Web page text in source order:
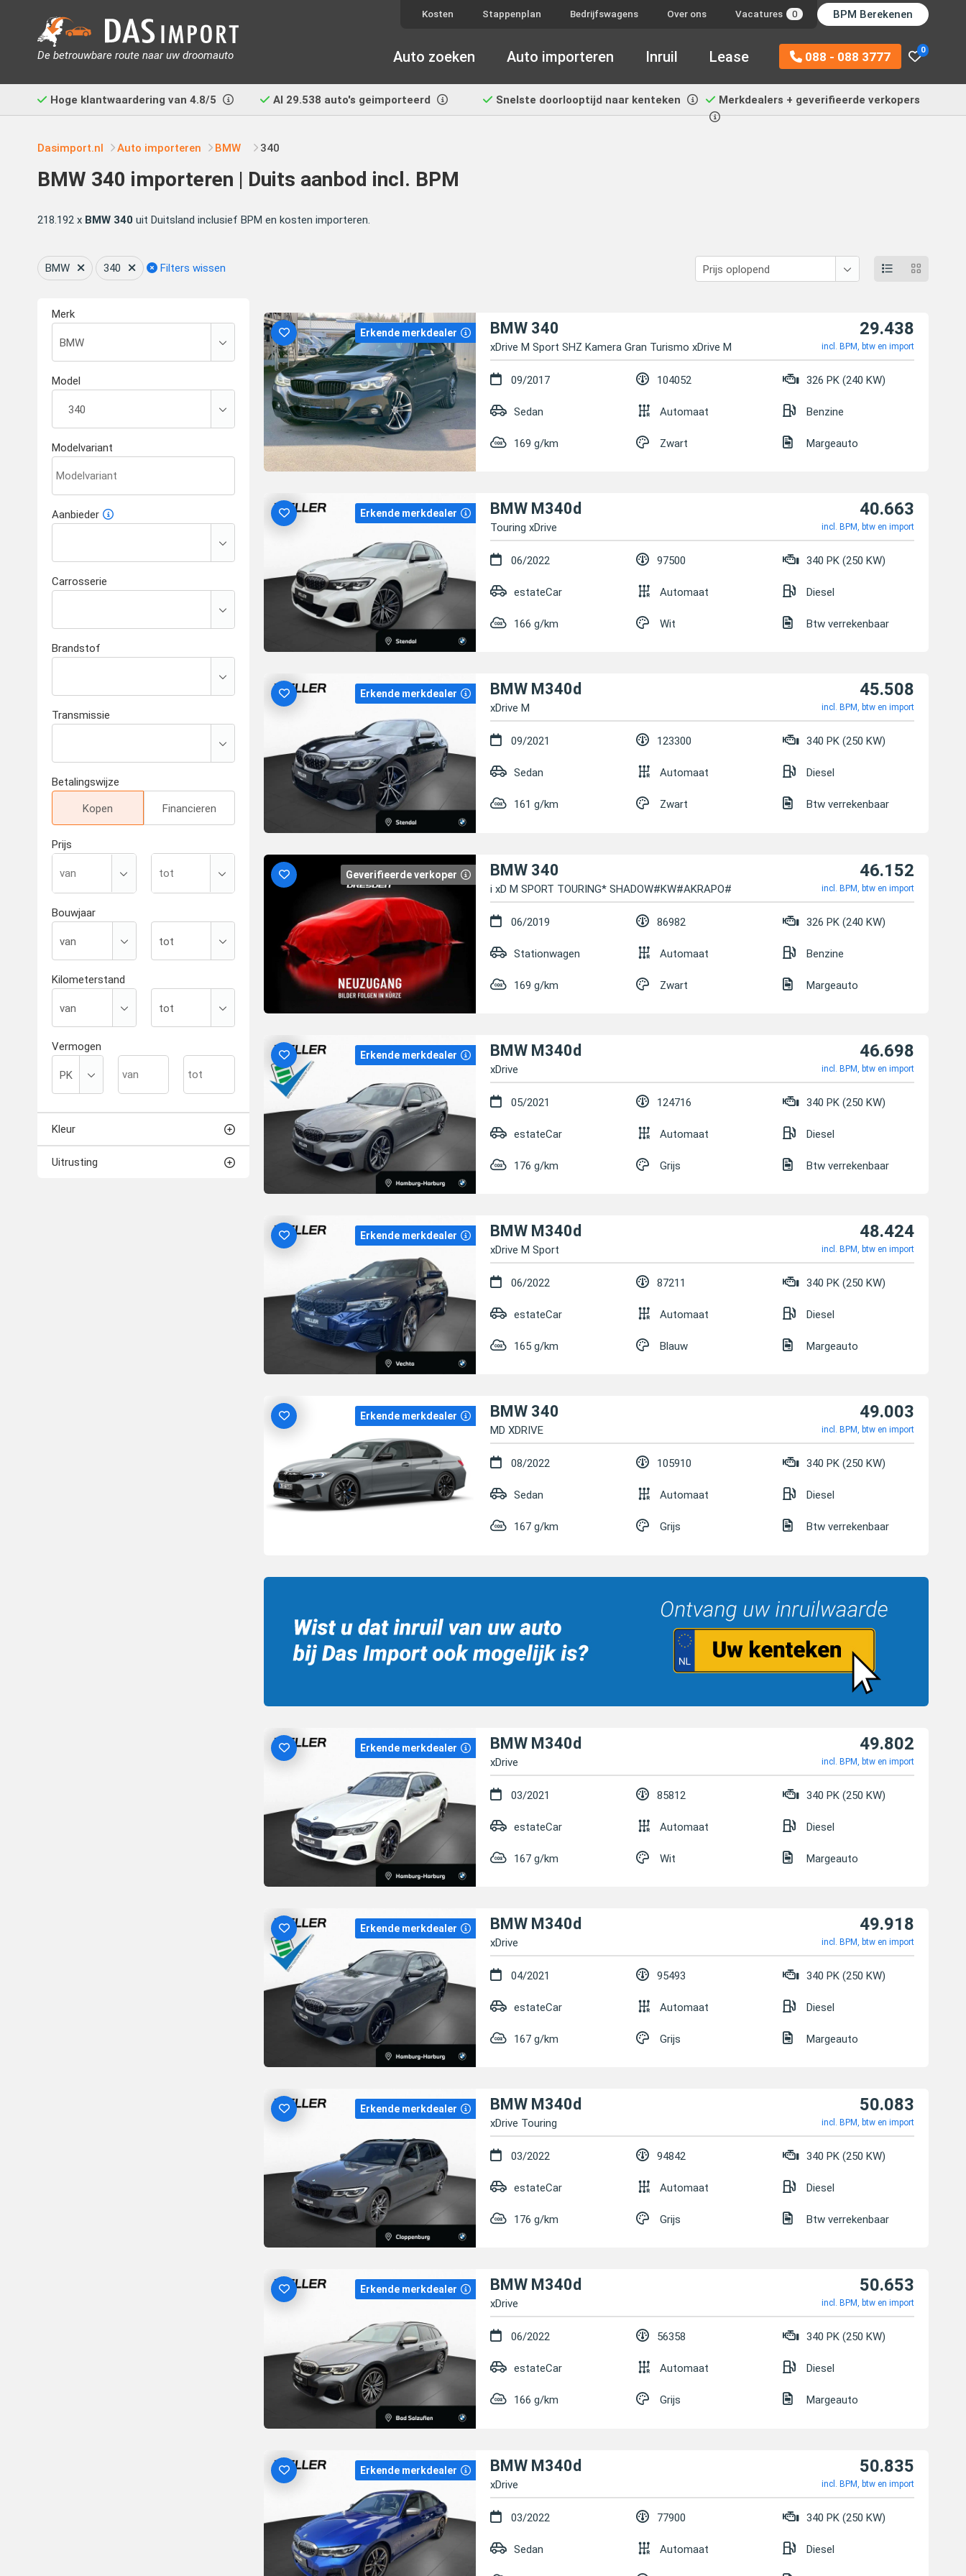
De betrouwbare route naar uw droomauto
Kosten Stappenplan Bedrijfswagens Over ons Vacatures 0 BPM Berekenen
0
088 - 088 3777
Auto zoeken Auto importeren Inruil Lease
Hoge klantwaardering van 4.8/5 Al 29.538 auto's geimporteerd Snelste doorlooptijd naar kenteken Merkdealers + geverifieerde verkopers
Dasimport.nl Auto importeren BMW 340
BMW 340 importeren | Duits aanbod incl. BPM
218.192 x BMW 340 uit Duitsland inclusief BPM en kosten importeren.
BMW 340 Filters wissen
Erkende merkdealer BMW 340
xDrive M Sport SHZ Kamera Gran Turismo xDrive M Sport SHZ Kamera
29.438
incl. BPM, btw en import
09/2017 104052 326 PK (240 KW)
Sedan Automaat Benzine
169 g/km Zwart Margeauto
Erkende merkdealer BMW M340d
Touring xDrive
40.663
incl. BPM, btw en import
06/2022 97500 340 PK (250 KW)
estateCar Automaat Diesel
166 g/km Wit Btw verrekenbaar
Erkende merkdealer BMW M340d
xDrive M
45.508
incl. BPM, btw en import
09/2021 123300 340 PK (250 KW)
Sedan Automaat Diesel
161 g/km Zwart Btw verrekenbaar
Geverifieerde verkoper BMW 340
i xD M SPORT TOURING* SHADOW#KW#AKRAPO#ACC
46.152
incl. BPM, btw en import
06/2019 86982 326 PK (240 KW)
Stationwagen Automaat Benzine
169 g/km Zwart Margeauto
Erkende merkdealer BMW M340d
xDrive
46.698
incl. BPM, btw en import
05/2021 124716 340 PK (250 KW)
estateCar Automaat Diesel
176 g/km Grijs Btw verrekenbaar
Erkende merkdealer BMW M340d
xDrive M Sport
48.424
incl. BPM, btw en import
06/2022 87211 340 PK (250 KW)
estateCar Automaat Diesel
165 g/km Blauw Margeauto
Erkende merkdealer BMW 340
MD XDRIVE
49.003
incl. BPM, btw en import
08/2022 105910 340 PK (250 KW)
Sedan Automaat Diesel
167 g/km Grijs Btw verrekenbaar
Erkende merkdealer BMW M340d
xDrive
49.802
incl. BPM, btw en import
03/2021 85812 340 PK (250 KW)
estateCar Automaat Diesel
167 g/km Wit Margeauto
Erkende merkdealer BMW M340d
xDrive
49.918
incl. BPM, btw en import
04/2021 95493 340 PK (250 KW)
estateCar Automaat Diesel
167 g/km Grijs Margeauto
Erkende merkdealer BMW M340d
xDrive Touring
50.083
incl. BPM, btw en import
03/2022 94842 340 PK (250 KW)
estateCar Automaat Diesel
176 g/km Grijs Btw verrekenbaar
Erkende merkdealer BMW M340d
xDrive
50.653
incl. BPM, btw en import
06/2022 56358 340 PK (250 KW)
estateCar Automaat Diesel
166 g/km Grijs Margeauto
Erkende merkdealer BMW M340d
xDrive
50.835
incl. BPM, btw en import
03/2022 77900 340 PK (250 KW)
Sedan Automaat Diesel
Merk
Model
Modelvariant
Aanbieder
Carrosserie
Brandstof
Transmissie
Betalingswijze
Kopen Financieren
Prijs
Bouwjaar
Kilometerstand
Vermogen
Kleur
Uitrusting